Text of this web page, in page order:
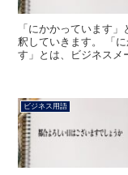
「にかかっています
釈していきます。 「
す」とは、ビジネスメ
ビジネス用語